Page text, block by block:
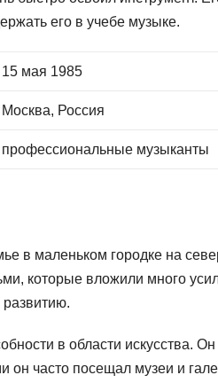
его в учебе музыке.
15 мая 1985
Москва, Россия
профессиональные музыканты
в маленьком городке на
которые вложили много
развитию.
в области искусства.
он часто посещал музеи и